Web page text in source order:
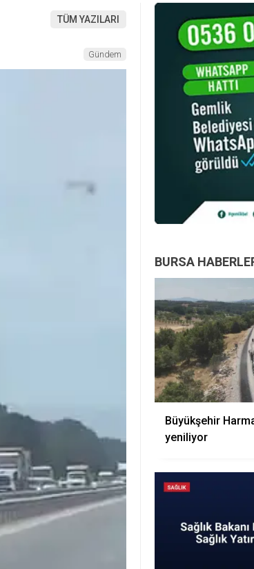
TÜM YAZILARI
Gündem
BURSA
Büyükşehir
yeniliyor